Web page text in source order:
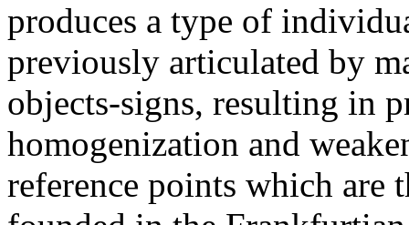
produces a type of
previously articulated by
objects-signs, resulting in
homogenization and
reference points which are